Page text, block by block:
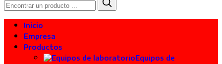
Inicio
Empresa
Productos
Equipos de